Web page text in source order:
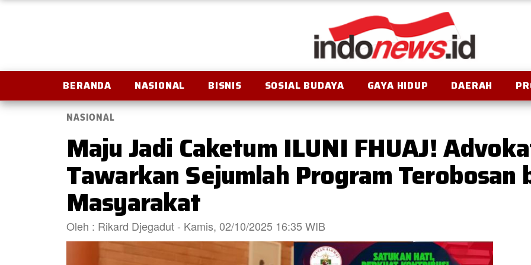
BERANDA NASIONAL BISNIS SOSIAL BUDAYA GAYA HIDUP DAERAH
NASIONAL
Maju Jadi Caketum ILUNI FHUAJ!
Tawarkan Sejumlah Program Terobosan
Masyarakat
Oleh : Rikard Djegadut - Kamis, 02/10/2025 16:35 WIB